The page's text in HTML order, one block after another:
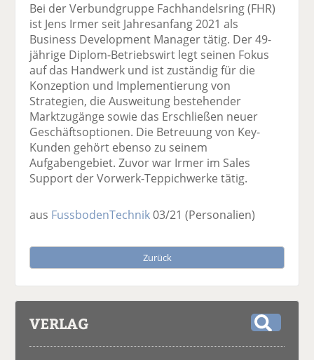
Bei der Verbundgruppe Fachhandelsring (FHR)
ist Jens Irmer seit Jahresanfang 2021 als
Business Development Manager tätig. Der 49-
jährige Diplom-Betriebswirt legt seinen Fokus
auf das Handwerk und ist zuständig für die
Konzeption und Implementierung von
Strategien, die Ausweitung bestehender
Marktzugänge sowie das Erschließen neuer
Geschäftsoptionen. Die Betreuung von Key-
Kunden gehört ebenso zu seinem
Aufgabengebiet. Zuvor war Irmer im Sales
Support der Vorwerk-Teppichwerke tätig.
aus FussbodenTechnik03/21(Personalien)
Zurück
VERLAG